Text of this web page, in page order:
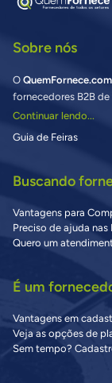
Sobre nós
O QuemFornece.com
fornecedores B2B
Continuar lendo...
Guia de Feiras
Buscando
Vantagens para
Preciso de ajuda nas
Quero um
É um
Vantagens em
Veja as opções de
Sem tempo?